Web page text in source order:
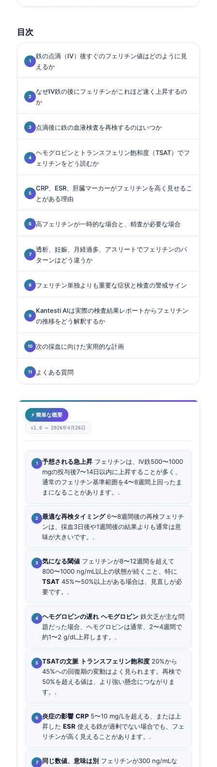
目次
鉄の点滴（IV）後すぐのフェリチン値はどのように見
えるか
なぜIV鉄の後にフェリチンがこれほど速く上昇するの
か
点滴後に鉄の血液検査を再検するのはいつか
ヘモグロビンとトランスフェリン飽和度（TSAT）でフ
ェリチンをどう読むか
CRP、ESR、肝臓マーカーがフェリチンを高く見せるこ
とがある理由
高フェリチンが一時的な場合と、精査が必要な場合
透析、妊娠、月経過多、アスリートでフェリチンのパ
ターンはどう違うか
フェリチン単独よりも重要な症状と検査の警戒サイン
Kantesti AIは実際の検査結果レポートからフェリチン
の推移をどう解釈するか
次の採血に向けた実用的な計画
よくある質問
⚡ 簡単な概要
v1.0 — 2026年4月26日
予想される急上昇 フェリチンは、IV鉄500〜1000
mgの投与後7〜14日以内に上昇することが多く、
通常のフェリチン基準範囲を4〜8週間上回ったま
まになることがあります。.
最適な再検タイミング6〜8週間後の再検フェリチ
ンは、採血3日後や1週間後の結果よりも通常は意
味が大きいです。.
気になる閾値 フェリチンが8〜12週間を超えて
800〜1000 ng/mL以上の状態が続くこと、特に
TSAT 45%〜50%以上がある場合は、見直しが必
要です。.
ヘモグロビンの遅れ ヘモグロビン 鉄欠乏が主な問
題だった場合、ヘモグロビンは通常、2〜4週間で
約1〜2 g/dL上昇します。.
TSATの文脈 トランスフェリン飽和度 20%から
45%への回復期の変動はよく見られます。再検で
50%を超える値は、より強い懸念につながりま
す。.
炎症の影響 CRP 5〜10 mg/Lを超える、または上
昇した ESR 使える鉄が過剰でない場合でも、フェ
リチンが高く見えることがあります。.
同じ数値、意味は別 フェリチンが300 ng/mLな